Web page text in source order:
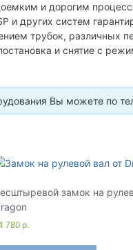
и дорогим
и других систем
трубок, различных
и снятие с
Вы можете по
замок на
780 р.